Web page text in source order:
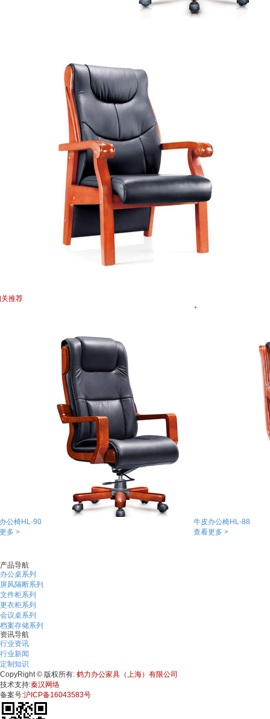
推荐
公椅HL-90
多 >
+
牛皮办公椅HL-88
查看更多 >
产品导航
办公桌系列
屏风隔断系列
文件柜系列
更衣柜系列
会议桌系列
档案存储系列
资讯导航
行业资讯
行业新闻
定制知识
CopyRight © 版权所有: 鹤力办公家具（上海）有限公司
技术支持:秦汉网络
备案号:沪ICP备16043583号